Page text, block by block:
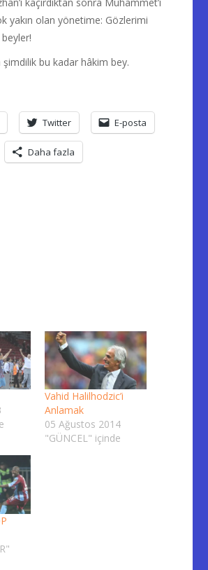
yakın olan yönetime: Gözlerimi
bu kadar hâkim bey.
Twitter E-posta
Daha fazla
Vahid Halilhodzic’i
Anlamak
05 Ağustos 2014
"GÜNCEL" içinde